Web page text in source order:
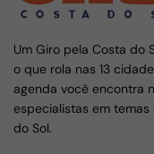
Um Giro pela Costa do
o que rola nas 13
agenda você encontra
especialistas em
do Sol.